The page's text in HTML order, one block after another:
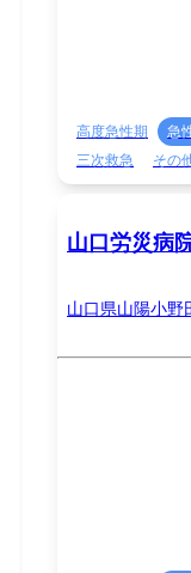
高度急性期 急
三次救急
その
山口労災病
山口県山陽小